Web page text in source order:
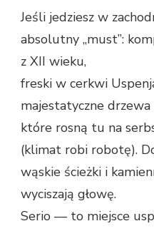
Jeśli jedziesz w
absolutny „must”:
z XII wieku,
freski w cerkwi
majestatyczne
które rosną tu na
(klimat robi robotę).
wąskie ścieżki i
wyciszają głowę.
Serio — to miejsce